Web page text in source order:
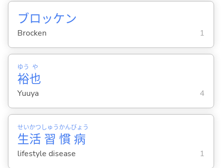
ブロッケン
Brocken 1
裕
ゆう
也
や
Yuuya 4
生
せい
活
かつ
習
しゅう
慣
かん
病
びょう
lifestyle disease 1